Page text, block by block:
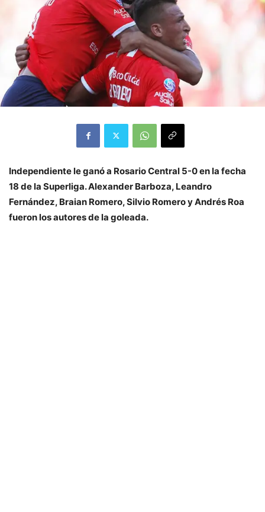
Independiente le ganó a Rosario Central 5-0 en la fecha
18 de la Superliga. Alexander Barboza, Leandro
Fernández, Braian Romero, Silvio Romero y Andrés Roa
fueron los autores de la goleada.